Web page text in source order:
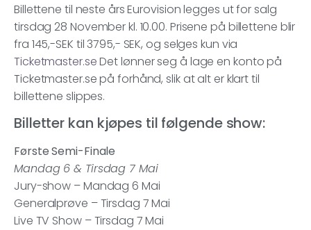
Billettene til neste års Eurovision legges ut for salg
tirsdag 28 November kl. 10.00. Prisene på billettene blir
fra 145,-SEK til 3795,- SEK, og selges kun via
Ticketmaster.seDet lønner seg å lage en konto på
Ticketmaster.se på forhånd, slik at alt er klart til
billettene slippes.
Billetter kan kjøpes til følgende show:
Første Semi-Finale
Mandag 6 & Tirsdag 7 Mai
Jury-show – Mandag 6 Mai
Generalprøve – Tirsdag 7 Mai
Live TV Show – Tirsdag 7 Mai